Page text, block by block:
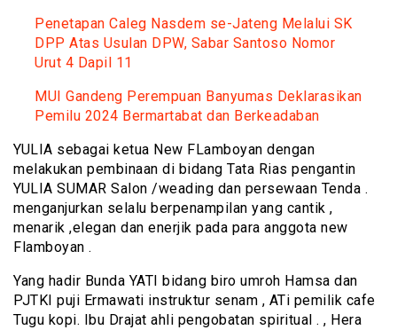
Penetapan Caleg Nasdem se-Jateng Melalui SK
DPP Atas Usulan DPW, Sabar Santoso Nomor
Urut 4 Dapil 11
MUI Gandeng Perempuan Banyumas Deklarasikan
Pemilu 2024 Bermartabat dan Berkeadaban
YULIA sebagai ketua New FLamboyan dengan
melakukan pembinaan di bidang Tata Rias pengantin
YULIA SUMAR Salon /weading dan persewaan Tenda .
menganjurkan selalu berpenampilan yang cantik ,
menarik ,elegan dan enerjik pada para anggota new
Flamboyan .
Yang hadir Bunda YATI bidang biro umroh Hamsa dan
PJTKI puji Ermawati instruktur senam , ATi pemilik cafe
Tugu kopi. Ibu Drajat ahli pengobatan spiritual . , Hera